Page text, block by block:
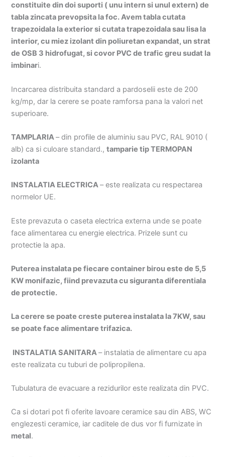
constituite din doi suporti ( unu intern si unul extern) de
tabla zincata prevopsita la foc. Avem tabla cutata
trapezoidala la exterior si cutata trapezoidala sau lisa la
interior, cu miez izolant din poliuretan expandat, un strat
de OSB 3 hidrofugat, si covor PVC de trafic greu sudat la
imbinari.
Incarcarea distribuita standard a pardoselii este de 200
kg/mp, dar la cerere se poate ramforsa pana la valori net
superioare.
TAMPLARIA– din profile de aluminiu sau PVC, RAL 9010 (
alb) ca si culoare standard.,tamparie tip TERMOPAN
izolanta
INSTALATIA ELECTRICA– este realizata cu respectarea
normelor UE.
Este prevazuta o caseta electrica externa unde se poate
face alimentarea cu energie electrica. Prizele sunt cu
protectie la apa.
Puterea instalata pe fiecare container birou este de 5,5
KW monifazic, fiind prevazuta cu siguranta diferentiala
de protectie.
La cerere se poate creste puterea instalata la 7KW, sau
se poate face alimentare trifazica.
INSTALATIA SANITARA– instalatia de alimentare cu apa
este realizata cu tuburi de polipropilena.
Tubulatura de evacuare a rezidurilor este realizata din PVC.
Ca si dotari pot fi oferite lavoare ceramice sau din ABS, WC
englezesti ceramice, iar caditele de dus vor fi furnizate in
metal.